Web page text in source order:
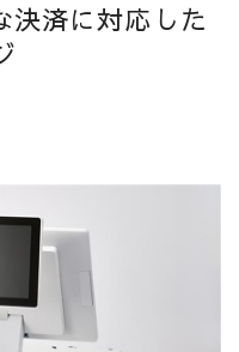
決済に対応した